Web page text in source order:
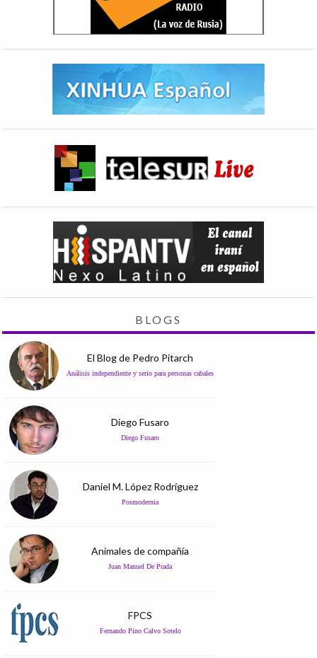
BLOGS
El Blog de Pedro Pitarch
Análisis independiente y serio para personas cabales
Diego Fusaro
Diego Fusaro
Daniel M. López Rodríguez
Posmodernia
Animales de compañía
Juan Manuel De Prada
FPCS
Fernando Pino Calvo Sotelo